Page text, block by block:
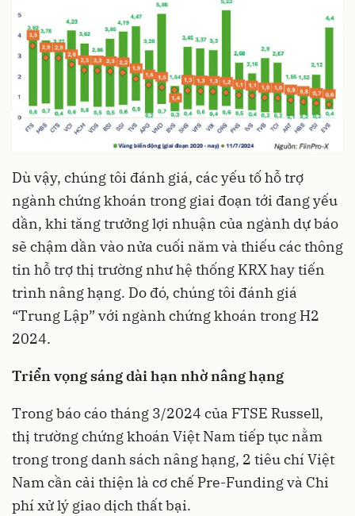
Dù vậy, chúng tôi đánh giá, các yếu tố hỗ trợ
ngành chứng khoán trong giai đoạn tới đang yếu
dần, khi tăng trưởng lợi nhuận của ngành dự báo
sẽ chậm dần vào nửa cuối năm và thiếu các thông
tin hỗ trợ thị trường như hệ thống KRX hay tiến
trình nâng hạng. Do đó, chúng tôi đánh giá
“Trung Lập” với ngành chứng khoán trong H2
2024.
Triển vọng sáng dài hạn nhờ nâng hạng
Trong báo cáo tháng 3/2024 của FTSE Russell,
thị trường chứng khoán Việt Nam tiếp tục nằm
trong trong danh sách nâng hạng, 2 tiêu chí Việt
Nam cần cải thiện là cơ chế Pre-Funding và Chi
phí xử lý giao dịch thất bại.